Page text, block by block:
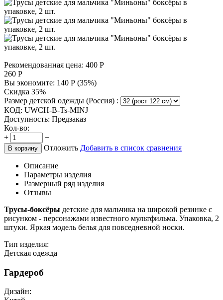
Рекомендованная цена: 400 Р
260 Р
Вы экономите: 140 Р (35%)
Скидка 35%
Размер детской одежды (Россия) :
КОД: UWCH-B-Ts-MINJ
Доступность: Предзаказ
Кол-во:
+
−
В корзину Отложить Добавить в список сравнения
Описание
Параметры изделия
Размерный ряд изделия
Отзывы
Трусы-боксёры детские для мальчика на широкой резинке с
рисунком - персонажами известного мультфильма. Упаковка, 2
штуки. Яркая модель белья для повседневной носки.
Тип изделия:
Детская одежда
Гардероб
Дизайн: